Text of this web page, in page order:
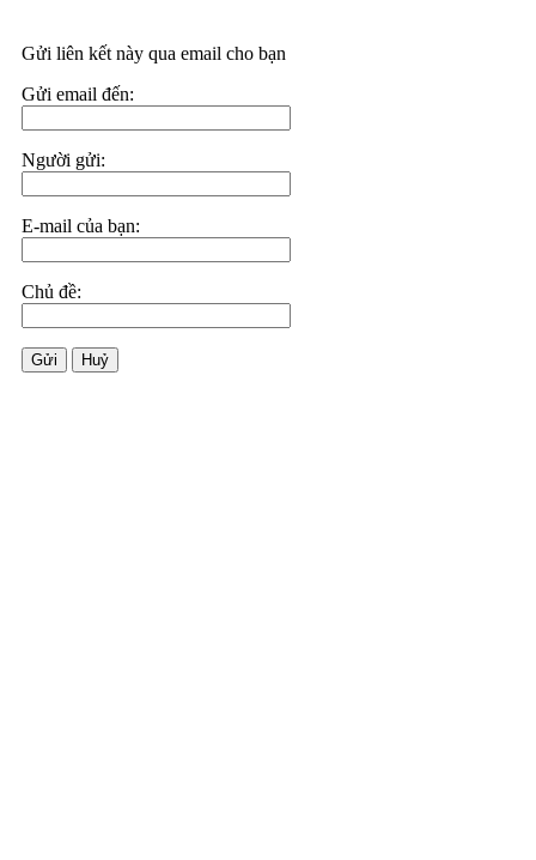
Gửi liên kết này qua email cho bạn
Gửi email đến:
Người gửi:
E-mail của bạn:
Chủ đề:
Gửi Huỷ